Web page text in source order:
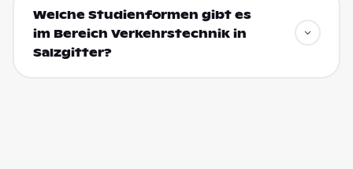
Welche Studienformen gibt es
im Bereich Verkehrstechnik in
Salzgitter?